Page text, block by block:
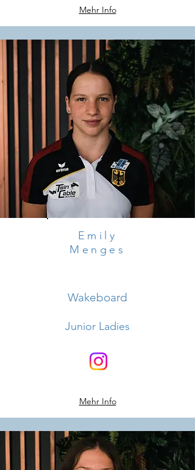
Mehr Info
Emily
Menges
Wakeboard
Junior Ladies
Mehr Info